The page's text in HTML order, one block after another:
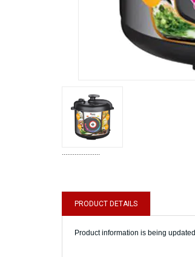
.....................
PRODUCT DETAILS
Product information is being updated